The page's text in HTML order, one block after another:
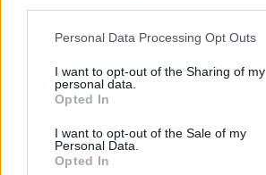
Personal Data Processing Opt Outs
I want to opt-out of the Sharing of my
personal data.
Opted In
I want to opt-out of the Sale of my
Personal Data.
Opted In